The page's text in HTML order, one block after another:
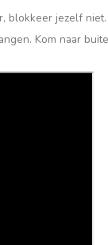
blokkeer jezelf niet.
Kom naar